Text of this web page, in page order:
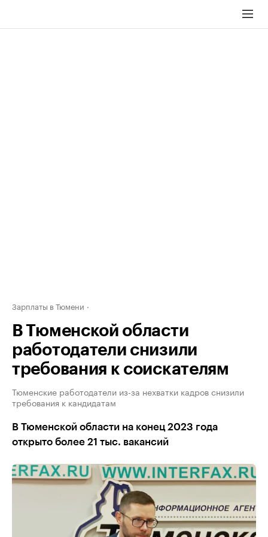
Зарплаты в Тюмени
В Тюменской области
работодатели снизили
требования к соискателям
Тюменские работодатели из-за нехватки кадров снизили
требования к кандидатам
В Тюменской области на конец 2023 года
открыто более 21 тыс. вакансий